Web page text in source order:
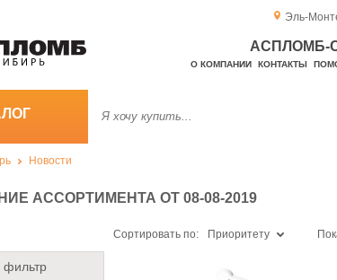
Эль-
АСПЛОМБ-
О КОМПАНИИ КОНТАКТЫ
Новости
АССОРТИМЕНТА ОТ 08-08-2019
фильтр
Сортировать по: Приоритету